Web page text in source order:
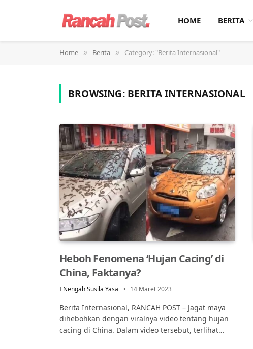
HOME BERITA
Home » Berita » Category: "Berita Internasional"
BROWSING: BERITA INTERNASIONAL
Heboh Fenomena ‘Hujan Cacing’ di
China, Faktanya?
I Nengah Susila Yasa 14 Maret 2023
Berita Internasional, RANCAH POST – Jagat maya
dihebohkan dengan viralnya video tentang hujan
cacing di China. Dalam video tersebut, terlihat…